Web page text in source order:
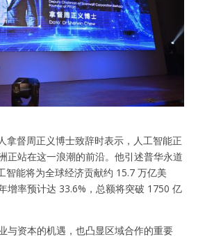
拿督周正义博士致辞时表示，人工智能正
正站在这一浪潮的前沿。他引述普华永道
智能将为全球经济贡献约 15.7 万亿美
增率预计达 33.6%，总额将突破 1750 亿
与资本的机遇，也凸显区域合作的重要